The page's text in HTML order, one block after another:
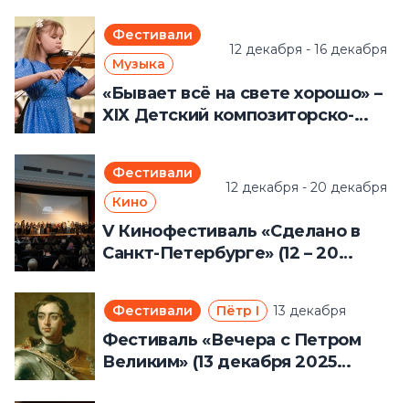
Фестивали
Музыка
12 декабря - 16 декабря
«Бывает всё на свете хорошо» –
ХIХ Детский композиторско-
имени Андрея Петрова. (12 – 16
декабря 2025 года)
Фестивали
Кино
12 декабря - 20 декабря
V Кинофестиваль «Сделано в
Санкт-Петербурге» (12 – 20
Фестивали Пётр I 13 декабря
Фестиваль «Вечера с Петром
Великим» (13 декабря 2025